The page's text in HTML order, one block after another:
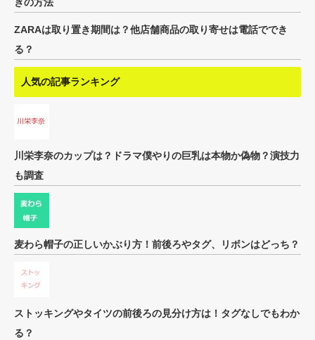
ZARAは取り置き期間は？他店舗商品の取り寄せは電話ででき
る？
人気の記事ランキング
川栄李奈のカップは？ドラマ僕やりの巨乳は本物か偽物？演技力
も調査
麦わら帽子の正しいかぶり方！前後ろやタグ、リボンはどっち？
ストッキングやタイツの前後ろの見分け方は！タグなしでもわか
る？